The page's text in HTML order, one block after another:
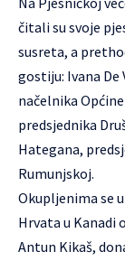
čitali su svoje
susreta, a
gostiju: Ivana De
načelnika
predsjednika
Hategana,
Rumunjskoj.
Okupljenima se
Hrvata u Kanadi
Antun Kikaš,